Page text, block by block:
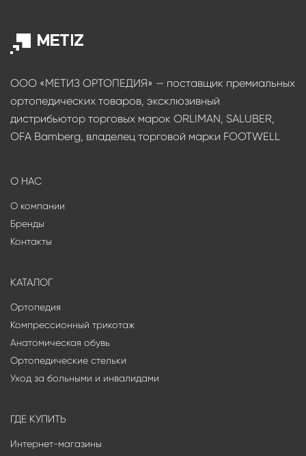
ООО «МЕТИЗ ОРТОПЕДИЯ» — поставщик премиальных
ортопедических товаров, эксклюзивный
дистрибьютор торговых марок ORLIMAN, SALUBER,
OFA Bamberg, владелец торговой марки FOOTWELL
О НАС
О компании
Бренды
Контакты
КАТАЛОГ
Ортопедия
Компрессионный трикотаж
Анатомическая обувь
Ортопедические стельки
Уход за больными и инвалидами
ГДЕ КУПИТЬ
Интернет-магазины